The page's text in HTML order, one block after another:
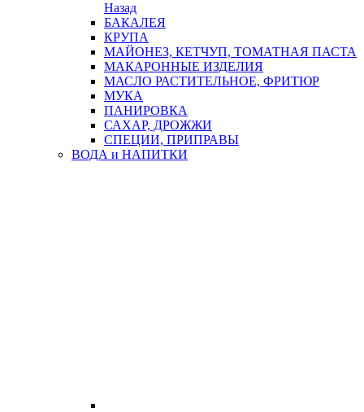
Назад
БАКАЛЕЯ
КРУПА
МАЙОНЕЗ, КЕТЧУП, ТОМАТНАЯ ПАСТА
МАКАРОННЫЕ ИЗДЕЛИЯ
МАСЛО РАСТИТЕЛЬНОЕ, ФРИТЮР
МУКА
ПАНИРОВКА
САХАР, ДРОЖЖИ
СПЕЦИИ, ПРИПРАВЫ
ВОДА и НАПИТКИ